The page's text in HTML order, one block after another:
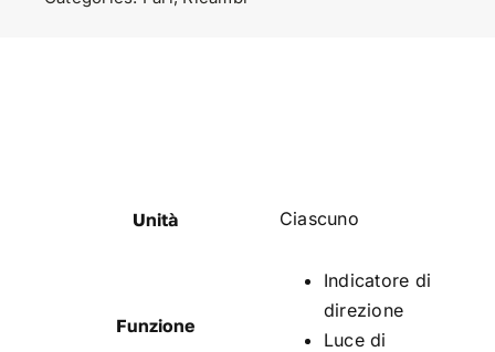
Unità Ciascuno
Funzione
Indicatore di
direzione
Luce di